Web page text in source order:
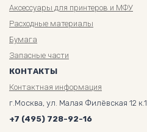
Аксессуары для принтеров и МФУ
Расходные материалы
Бумага
Запасные части
КОНТАКТЫ
Контактная информация
г.Москва, ул. Малая Филёвская 12 к.1
+7 (495) 728-92-16